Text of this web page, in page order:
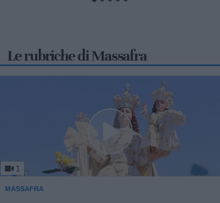
Le rubriche di Massafra
1
MASSAFRA